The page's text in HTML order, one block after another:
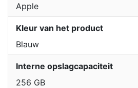
Apple
Kleur van het product
Blauw
Interne opslagcapaciteit
256 GB